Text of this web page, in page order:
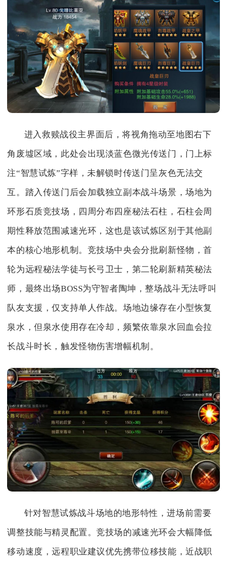
进入救赎战役主界面后，将视角拖动至地图右下
角废墟区域，此处会出现淡蓝色微光传送门，门上标
注“智慧试炼”字样，未解锁时传送门呈灰色无法交
互。踏入传送门后会加载独立副本战斗场景，场地为
环形石质竞技场，四周分布四座秘法石柱，石柱会周
期性释放范围减速光环，这也是该试炼区别于其他副
本的核心地形机制。竞技场中央会分批刷新怪物，首
轮为远程秘法学徒与长弓卫士，第二轮刷新精英秘法
师，最终出场BOSS为守智者陶坤，整场战斗无法呼叫
队友支援，仅支持单人作战。场地边缘存在小型恢复
泉水，但泉水使用存在冷却，频繁依靠泉水回血会拉
长战斗时长，触发怪物伤害增幅机制。
针对智慧试炼战斗场地的地形特性，进场前需要
调整技能与精灵配置。竞技场的减速光环会大幅降低
移动速度，远程职业建议优先携带位移技能，近战职